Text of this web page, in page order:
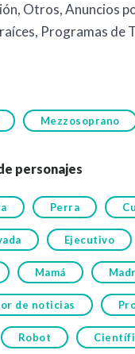
, Otros,Anuncios
, Programas de
Mezzosoprano
personajes
Perra
Ejecutivo
Mamá
de noticias
Robot